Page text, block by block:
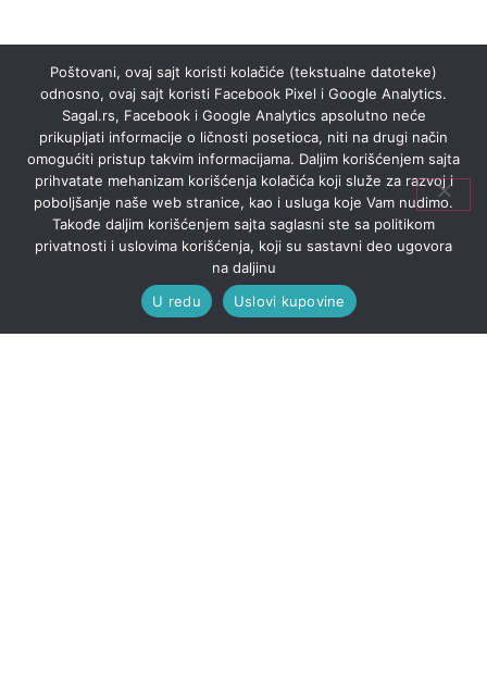
Poštovani, ovaj sajt koristi kolačiće (tekstualne datoteke)
odnosno, ovaj sajt koristi Facebook Pixel i Google Analytics.
Sagal.rs, Facebook i Google Analytics apsolutno neće
prikupljati informacije o ličnosti posetioca, niti na drugi način
omogućiti pristup takvim informacijama. Daljim korišćenjem sajta
prihvatate mehanizam korišćenja kolačića koji služe za razvoj i
poboljšanje naše web stranice, kao i usluga koje Vam nudimo.
Takođe daljim korišćenjem sajta saglasni ste sa politikom
privatnosti i uslovima korišćenja, koji su sastavni deo ugovora
na daljinu
U redu
Uslovi kupovine